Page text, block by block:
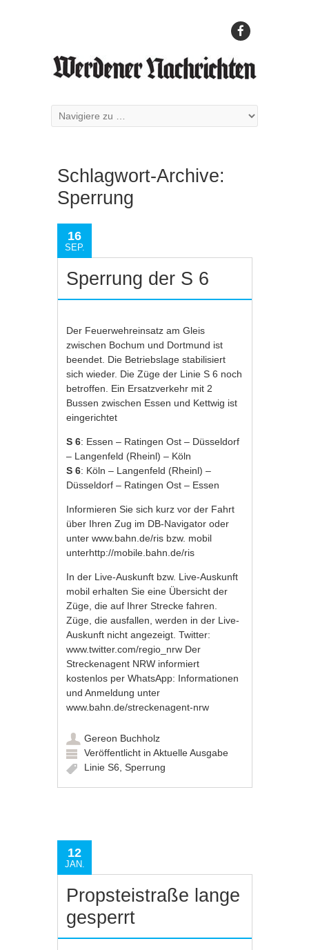
Schlagwort-Archive:
Sperrung
16
SEP.
Sperrung der S 6
Der Feuerwehreinsatz am Gleis
zwischen Bochum und Dortmund ist
beendet. Die Betriebslage stabilisiert
sich wieder. Die Züge der Linie S 6 noch
betroffen. Ein Ersatzverkehr mit 2
Bussen zwischen Essen und Kettwig ist
eingerichtet
S 6: Essen – Ratingen Ost – Düsseldorf
– Langenfeld (Rheinl) – Köln
S 6: Köln – Langenfeld (Rheinl) –
Düsseldorf – Ratingen Ost – Essen
Informieren Sie sich kurz vor der Fahrt
über Ihren Zug im DB-Navigator oder
unterwww.bahn.de/ris bzw. mobil
unterhttp://mobile.bahn.de/ris
In der Live-Auskunft bzw. Live-Auskunft
mobil erhalten Sie eine Übersicht der
Züge, die auf Ihrer Strecke fahren.
Züge, die ausfallen, werden in der Live-
Auskunft nicht angezeigt. Twitter:
www.twitter.com/regio_nrw Der
Streckenagent NRW informiert
kostenlos per WhatsApp: Informationen
und Anmeldung unter
www.bahn.de/streckenagent-nrw
Gereon Buchholz
Veröffentlicht inAktuelle Ausgabe
Linie S6 ,Sperrung
12
JAN.
Propsteistraße lange
gesperrt